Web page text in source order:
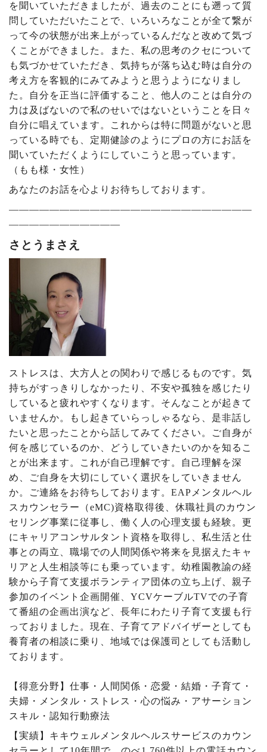
を聞いていただきましたが、過去のことにも遡って質
問していただいたことで、いろいろなことが全て繋が
って今の状態が出来上がっているんだなと改めて気づ
くことができました。また、私の思考のクセについて
も気づかせていただき、気持ちが落ち込む時は自分の
考え方を客観的にみてみようと思うようになりまし
た。自分を正当に評価すること、他人のことは自分の
力は及ばないので私のせいではないということを日々
自分に唱えています。これからは特に問題がないと思
っている時でも、定期健診のようにプロの方にお話を
聞いていただくようにしていこうと思っています。
（もも様・女性）
あなたのお話を心よりお待ちしております。
――――――――――――――――――――――――
―――――――――――
さとうまさえ
ストレスは、大方人との関わりで感じるものです。気
持ちがすっきりしなかったり、不安や孤独を感じたり
していると疲れやすくなります。そんなことが起きて
いませんか。もし起きていらっしゃるなら、是非話し
たいと思ったことから話してみてください。ご自身が
何を感じているのか、どうしていきたいのかを知るこ
とが出来ます。これが自己理解です。自己理解を深
め、ご自身を大切にしていく選択をしていきません
か。ご連絡をお待ちしております。 EAP メンタルヘル
スカウンセラー（eMC)資格取得後、休職社員のカウン
セリング事業に従事し、働く人の心理支援も経験。更
にキャリアコンサルタント資格を取得し、私生活と仕
事との両立、職場での人間関係や将来を見据えたキャ
リアと人生相談等にも乗っています。幼稚園教諭の経
験から子育て支援ボランティア団体の立ち上げ、親子
参加のイベント企画開催、 YCVケーブルTVでの子育
て番組の企画出演など、長年にわたり子育て支援も行
っておりました。現在、子育てアドバイザーとしても
養育者の相談に乗り、地域では保護司としても活動し
ております。
【得意分野】仕事・人間関係・恋愛・結婚・子育て・
夫婦・メンタル・ストレス・心の悩み・アサーション
スキル・認知行動療法
【実績】キキウェルメンタルヘルスサービスのカウン